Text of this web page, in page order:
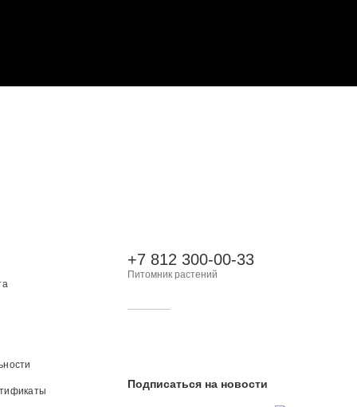
+7 812 300-00-33
Питомник растений
Подписаться на новости